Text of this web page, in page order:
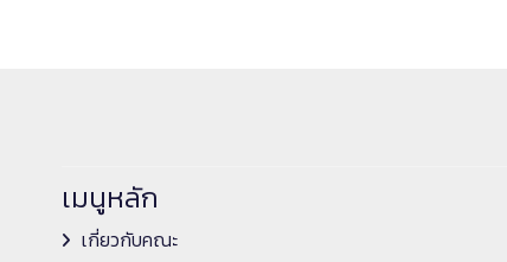
เมนูหลัก
เกี่ยวกับคณะ